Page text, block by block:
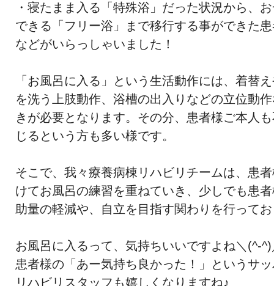
・寝たまま入る「特殊浴」だった状況から、
できる「フリー浴」
まで移行する事ができた
などがいらっしゃいました！
「お風呂に入る」という生活動作には、着替
を洗う上肢動作、浴槽の出入りなどの立位動
きが必要となります。その分、 患者様ご本人
じるという方も多い様です。
そこで、我々療養病棟リハビリチームは、 患
けてお風呂の練習を重ねていき、 少しでも患
助量の軽減や、 自立を目指す関わりを行って
お風呂に入るって、気持ちいいですよね＼(^-^)
患者様の「あー気持ち良かった！」
というサ
リハビリスタッフも嬉しくなりますね♪